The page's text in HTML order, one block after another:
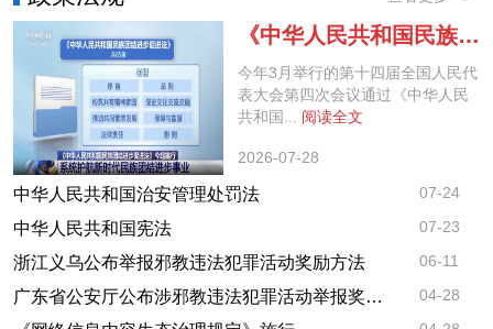
《中华人民共和国民族团结进步促进法》7月1日起施行
今年3月举行的第十四届全国人民代
表大会第四次会议通过《中华人民
共和国...
阅读全文
2026-07-28
中华人民共和国治安管理处罚法 07-24
中华人民共和国宪法 07-23
浙江义乌公布举报邪教违法犯罪活动奖励方法 06-11
广东省公安厅公布涉邪教违法犯罪活动举报奖励办法 04-28